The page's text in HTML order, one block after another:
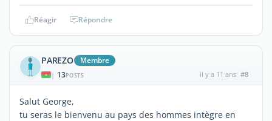
Réagir Répondre
PAREZO Membre
| 13POSTS il y a 11 ans #8
Salut George,
tu seras le bienvenu au pays des hommes intègre en